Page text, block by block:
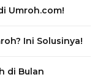
Umroh.com!
Ini Solusinya!
di Bulan